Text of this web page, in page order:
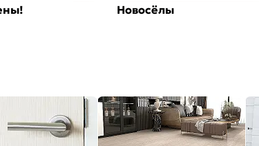
Новосёлы